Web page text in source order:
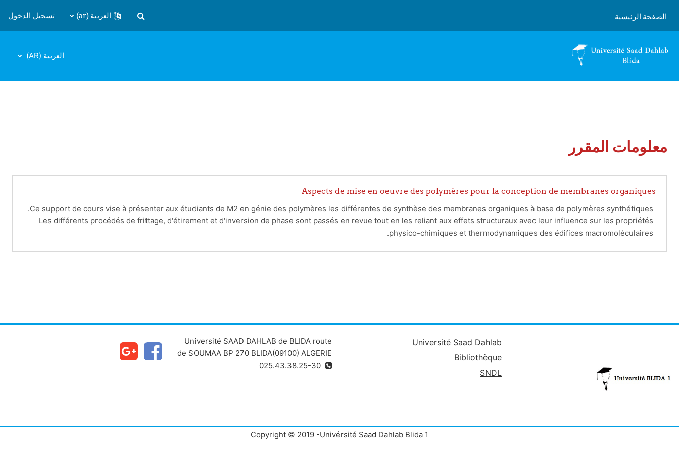
الصفحة الرئيسية
تبديل إدخال البحث
العربية ‎(ar)‎ تسجيل الدخول
العربية ‎(AR)‎
معلومات المقرر
Aspects de mise en oeuvre des polymères pour la conception de membranes organiques
Ce support de cours vise à présenter aux étudiants de M2 en génie des polymères les différentes de synthèse des membranes organiques à base de polymères synthétiques.
Les différents procédés de frittage, d'étirement et d'inversion de phase sont passés en revue tout en les reliant aux effets structuraux avec leur influence sur les propriétés
physico-chimiques et thermodynamiques des édifices macromoléculaires.
Université Saad Dahlab
Bibliothèque
SNDL
Université SAAD DAHLAB de BLIDA route
de SOUMAA BP 270 BLIDA(09100) ALGERIE
Copyright © 2019 -Univérsité Saad Dahlab Blida 1